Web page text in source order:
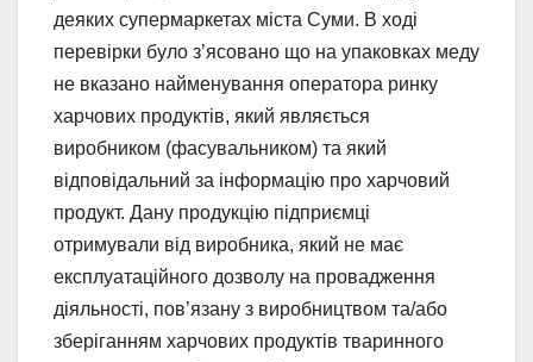
деяких супермаркетах міста Суми. В ході
перевірки було з’ясовано що на упаковках меду
не вказано найменування оператора ринку
харчових продуктів, який являється
виробником (фасувальником) та який
відповідальний за інформацію про харчовий
продукт. Дану продукцію підприємці
отримували від виробника, який не має
експлуатаційного дозволу на провадження
діяльності, пов’язану з виробництвом та/або
зберіганням харчових продуктів тваринного